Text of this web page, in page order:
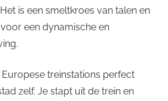
is een smeltkroes van talen en
een dynamische en
treinstations perfect
zelf. Je stapt uit de trein en